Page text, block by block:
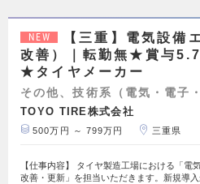
NEW
【三重】電気設備
改善）｜転勤無★賞与
★タイヤメーカー
その他、技術系（電気・電子
TOYO TIRE株式会社
500万円 ～ 799万円 三重県
【仕事内容】 タイヤ製造工場における「電
改善・更新」を担当いただきます。新規導